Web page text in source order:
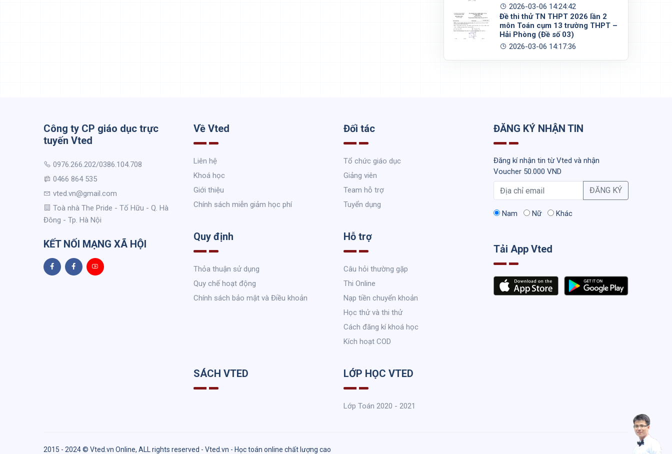
2026-03-06 14:24:42
Đề thi thử TN THPT 2026 lần 2
môn Toán cụm 13 trường THPT –
Hải Phòng (Đề số 03)
2026-03-06 14:17:36
Công ty CP giáo dục trực
tuyến Vted
0976.266.202/0386.104.708
0466 864 535
vted.vn@gmail.com
Toà nhà The Pride - Tố Hữu - Q. Hà
Đông - Tp. Hà Nội
KẾT NỐI MẠNG XÃ HỘI
Về Vted
Liên hệ
Khoá học
Giới thiệu
Chính sách miễn giảm học phí
Đối tác
Tổ chức giáo dục
Giảng viên
Team hỗ trợ
Tuyển dụng
Quy định
Thỏa thuận sử dụng
Quy chế hoạt động
Chính sách bảo mật và Điều khoản
Hỗ trợ
Câu hỏi thường gặp
Thi Online
Nạp tiền chuyển khoản
Học thử và thi thử
Cách đăng kí khoá học
Kích hoạt COD
SÁCH VTED LỚP HỌC VTED
Lớp Toán 2020 - 2021
ĐĂNG KÝ NHẬN TIN
Đăng kí nhận tin từ Vted và nhận
Voucher 50.000 VND
ĐĂNG KÝ
Nam Nữ Khác
Tải App Vted
2015 - 2024 © Vted.vn Online, ALL rights reserved - Vted.vn - Học toán online chất lượng cao